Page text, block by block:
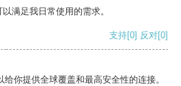
满足我日常使用的需求。
支持[0] 反对[0]
你提供全球覆盖和最高安全性的连接。